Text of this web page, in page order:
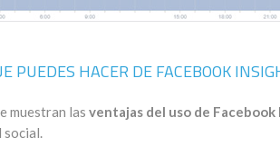
PUEDES HACER DE FACEBOOK
muestran las ventajas del uso de
social.